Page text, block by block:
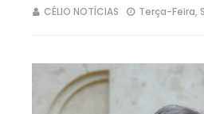
CÉLIO NOTÍCIAS Terça-Feira,